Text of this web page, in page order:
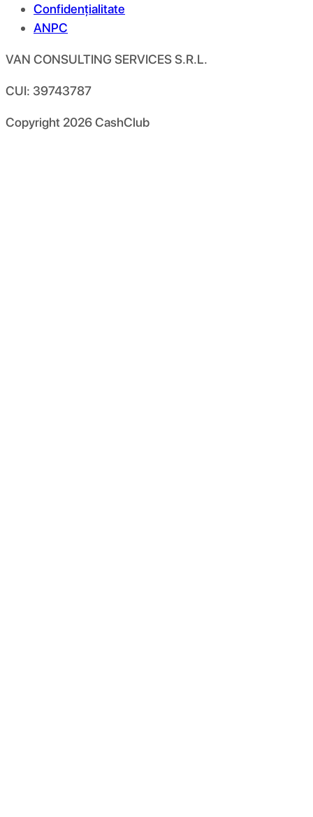
Confidențialitate
ANPC
VAN CONSULTING SERVICES S.R.L.
CUI: 39743787
Copyright 2026CashClub